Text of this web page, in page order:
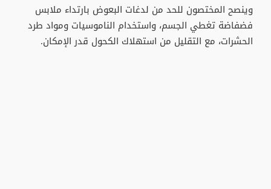
وينصح المختصون للحد من لدغات البعوض بارتداء ملابس
فضفاضة تغطي الجسم، واستخدام الناموسيات ومواد طرد
الحشرات، مع التقليل من استهلاك الكحول قدر الإمكان.